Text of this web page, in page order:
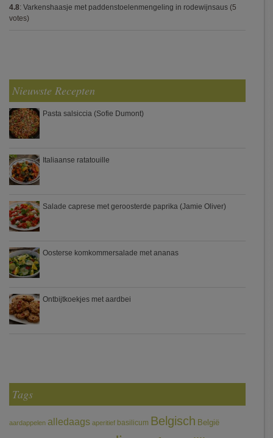
4.8: Varkenshaasje met paddenstoelenmengeling in rodewijnsaus (5
votes)
Nieuwste Recepten
Pasta salsiccia (Sofie Dumont)
Italiaanse ratatouille
Salade caprese met geroosterde paprika (Jamie Oliver)
Oosterse komkommersalade met ananas
Ontbijtkoekjes met aardbei
Tags
aardappelen alledaags aperitief basilicum Belgisch België